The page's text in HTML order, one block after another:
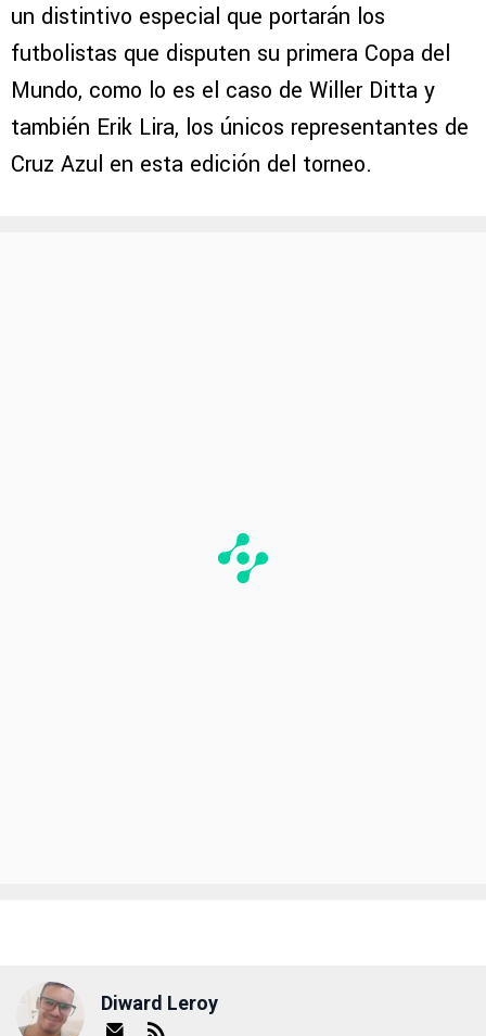
un distintivo especial que portarán los
futbolistas que disputen su primera Copa del
Mundo, como lo es el caso de Willer Ditta y
también Erik Lira, los únicos representantes de
Cruz Azul en esta edición del torneo.
Diward Leroy